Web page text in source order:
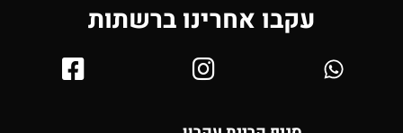
עקבו אחרינו ברשתות